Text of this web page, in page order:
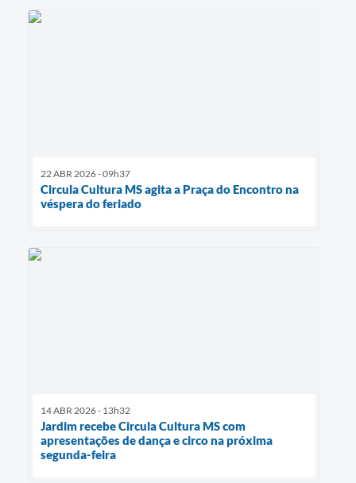
22 ABR 2026 - 09h37
Circula Cultura MS agita a Praça do Encontro na
véspera do feriado
14 ABR 2026 - 13h32
Jardim recebe Circula Cultura MS com
apresentações de dança e circo na próxima
segunda-feira